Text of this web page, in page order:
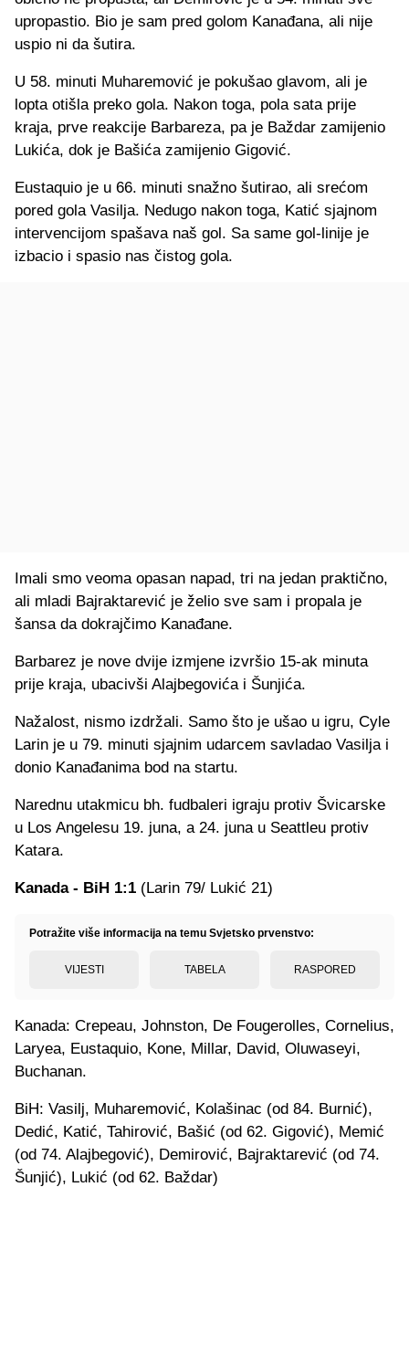
upropastio. Bio je sam pred golom Kanađana, ali nije
uspio ni da šutira.
U 58. minuti Muharemović je pokušao glavom, ali je
lopta otišla preko gola. Nakon toga, pola sata prije
kraja, prve reakcije Barbareza, pa je Baždar zamijenio
Lukića, dok je Bašića zamijenio Gigović.
Eustaquio je u 66. minuti snažno šutirao, ali srećom
pored gola Vasilja. Nedugo nakon toga, Katić sjajnom
intervencijom spašava naš gol. Sa same gol-linije je
izbacio i spasio nas čistog gola.
Imali smo veoma opasan napad, tri na jedan praktično,
ali mladi Bajraktarević je želio sve sam i propala je
šansa da dokrajčimo Kanađane.
Barbarez je nove dvije izmjene izvršio 15-ak minuta
prije kraja, ubacivši Alajbegovića i Šunjića.
Nažalost, nismo izdržali. Samo što je ušao u igru, Cyle
Larin je u 79. minuti sjajnim udarcem savladao Vasilja i
donio Kanađanima bod na startu.
Narednu utakmicu bh. fudbaleri igraju protiv Švicarske
u Los Angelesu 19. juna, a 24. juna u Seattleu protiv
Katara.
Kanada - BiH 1:1 (Larin 79/ Lukić 21)
Potražite više informacija na temu Svjetsko prvenstvo:
VIJESTI TABELA RASPORED
Kanada: Crepeau, Johnston, De Fougerolles, Cornelius,
Laryea, Eustaquio, Kone, Millar, David, Oluwaseyi,
Buchanan.
BiH: Vasilj, Muharemović, Kolašinac (od 84. Burnić),
Dedić, Katić, Tahirović, Bašić (od 62. Gigović), Memić
(od 74. Alajbegović), Demirović, Bajraktarević (od 74.
Šunjić), Lukić (od 62. Baždar)